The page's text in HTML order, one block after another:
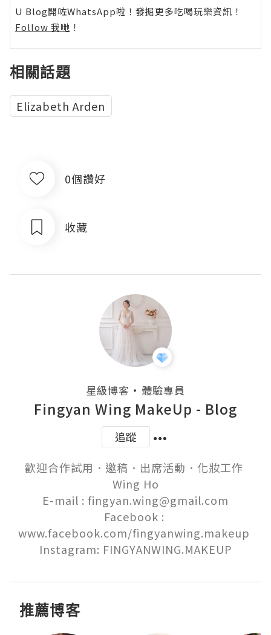
U Blog開咗WhatsApp啦！發掘更多吃喝玩樂資訊！
Follow 我哋 ！
相關話題
Elizabeth Arden
0個讚好
收藏
星級博客 ・ 體驗專員
Fingyan Wing MakeUp - Blog
追蹤
歡迎合作試用．邀稿．出席活動．化妝工作
Wing Ho
E-mail : fingyan.wing@gmail.com
Facebook :
www.facebook.com/fingyanwing.makeup
Instagram: FINGYANWING.MAKEUP
推薦博客